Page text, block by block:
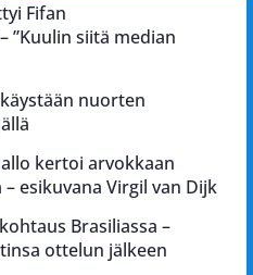
Fifan
”Kuulin siitä median
nuorten
kertoi arvokkaan
esikuvana Virgil van Dijk
Brasiliassa –
ottelun jälkeen